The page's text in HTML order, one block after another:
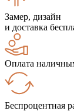
Замер, дизайн
и доставка
Оплата
Беспроцентная